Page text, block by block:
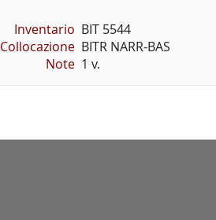
Inventario BIT 5544
Collocazione BITR NARR-BAS
Note 1 v.